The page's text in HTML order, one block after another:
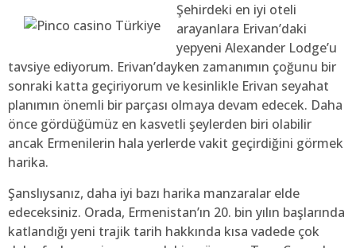
Şehirdeki en iyi oteli
arayanlara Erivan’daki
yepyeni Alexander Lodge’u
tavsiye ediyorum. Erivan’dayken zamanımın çoğunu bir
sonraki katta geçiriyorum ve kesinlikle Erivan seyahat
planımın önemli bir parçası olmaya devam edecek. Daha
önce gördüğümüz en kasvetli şeylerden biri olabilir
ancak Ermenilerin hala yerlerde vakit geçirdiğini görmek
harika.
Şanslıysanız, daha iyi bazı harika manzaralar elde
edeceksiniz. Orada, Ermenistan’ın 20. bin yılın başlarında
katlandığı yeni trajik tarih hakkında kısa vadede çok